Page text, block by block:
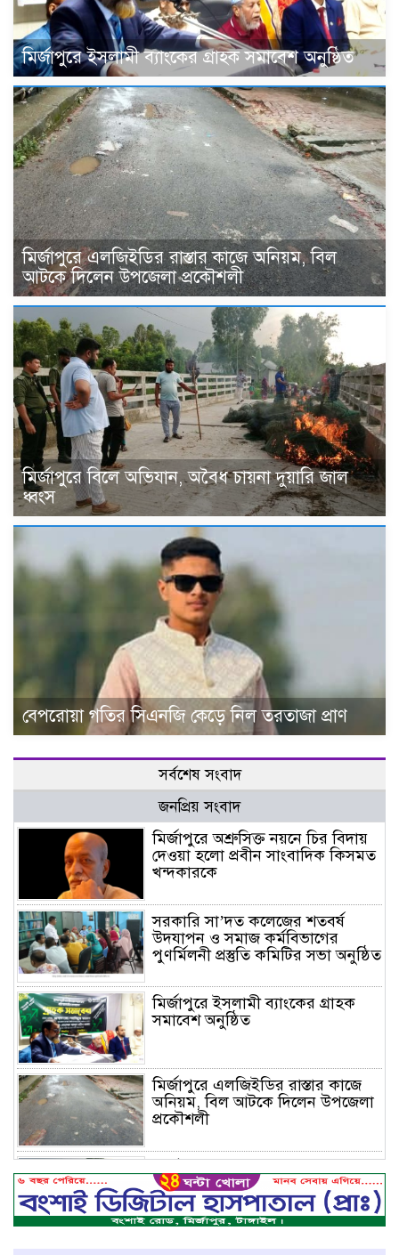
মির্জাপুরে ইসলামী ব্যাংকের গ্রাহক সমাবেশ অনুষ্ঠিত
মির্জাপুরে এলজিইডির রাস্তার কাজে অনিয়ম, বিল
আটকে দিলেন উপজেলা প্রকৌশলী
মির্জাপুরে বিলে অভিযান, অবৈধ চায়না দুয়ারি জাল
ধ্বংস
বেপরোয়া গতির সিএনজি কেড়ে নিল তরতাজা প্রাণ
সর্বশেষ সংবাদ
জনপ্রিয় সংবাদ
মির্জাপুরে অশ্রুসিক্ত নয়নে চির বিদায়
দেওয়া হলো প্রবীন সাংবাদিক কিসমত
খন্দকারকে
সরকারি সা’দত কলেজের শতবর্ষ
উদযাপন ও সমাজ কর্মবিভাগের
পুণর্মিলনী প্রস্তুতি কমিটির সভা অনুষ্ঠিত
মির্জাপুরে ইসলামী ব্যাংকের গ্রাহক
সমাবেশ অনুষ্ঠিত
মির্জাপুরে এলজিইডির রাস্তার কাজে
অনিয়ম, বিল আটকে দিলেন উপজেলা
প্রকৌশলী
দুয়ারি জাল ধ্বংস